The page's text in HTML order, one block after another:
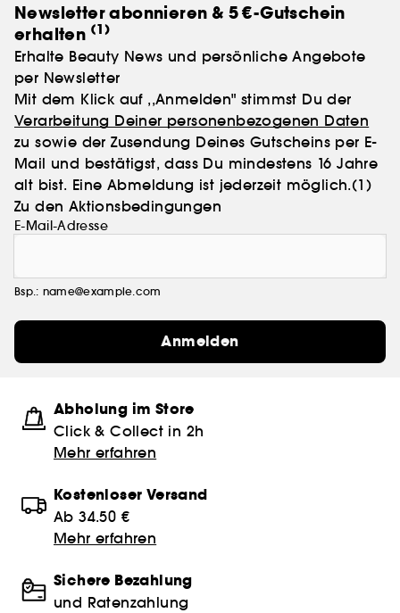
Newsletter abonnieren & 5 €-Gutschein
erhalten (1)
Erhalte Beauty News und persönliche Angebote
per Newsletter
Mit dem Klick auf ,,Anmelden" stimmst Du der
Verarbeitung Deiner personenbezogenen Daten
zu sowie der Zusendung Deines Gutscheins per E-
Mail und bestätigst, dass Du mindestens 16 Jahre
alt bist. Eine Abmeldung ist jederzeit möglich.(1)
Zu den Aktionsbedingungen
E-Mail-Adresse
Bsp.: name@example.com
Anmelden
Abholung im Store
Click & Collect in 2h
Mehr erfahren
Kostenloser Versand
Ab 34.50 €
Mehr erfahren
Sichere Bezahlung
und Ratenzahlung